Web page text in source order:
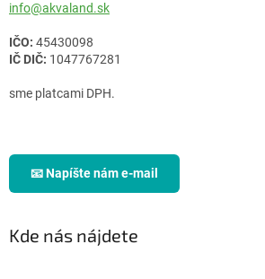
info@akvaland.sk
IČO: 45430098
IČ DIČ: 1047767281
sme platcami DPH.
📧 Napíšte nám e-mail
Kde nás nájdete